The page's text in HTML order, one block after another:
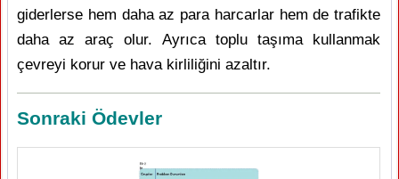
giderlerse hem daha az para harcarlar hem de trafikte
daha az araç olur. Ayrıca toplu taşıma kullanmak
çevreyi korur ve hava kirliliğini azaltır.
Sonraki Ödevler